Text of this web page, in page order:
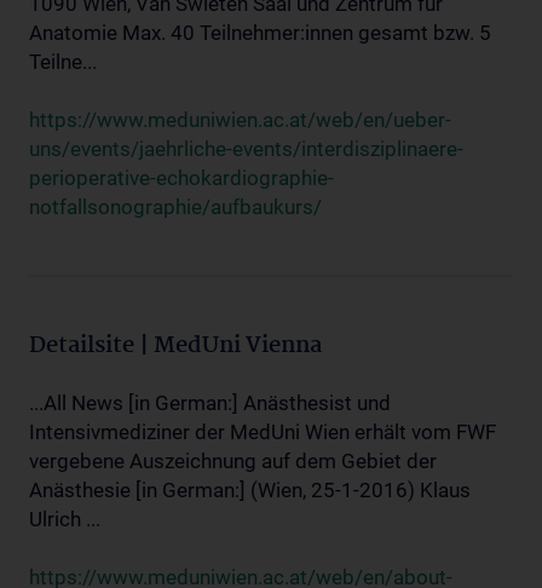
Anatomie Max. 40 Teilnehmer:innen gesamt bzw. 5
Teilne...
https://www.meduniwien.ac.at/web/en/ueber-
uns/events/jaehrliche-events/interdisziplinaere-
perioperative-echokardiographie-
notfallsonographie/aufbaukurs/
Detailsite | MedUni Vienna
...All News [in German:] Anästhesist und
Intensivmediziner der MedUni Wien erhält vom FWF
vergebene Auszeichnung auf dem Gebiet der
Anästhesie [in German:] (Wien, 25-1-2016) Klaus
Ulrich ...
https://www.meduniwien.ac.at/web/en/about-